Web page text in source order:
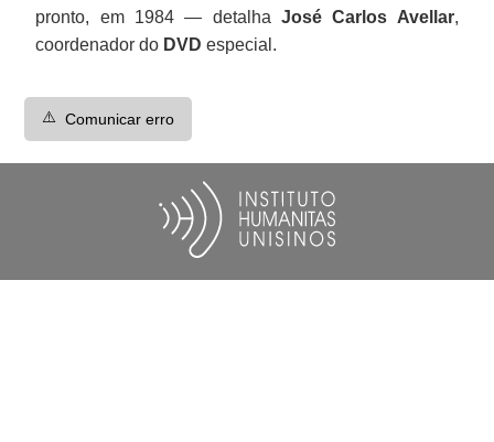
pronto, em 1984 — detalha José Carlos Avellar,
coordenador do DVD especial.
⚠️ Comunicar erro